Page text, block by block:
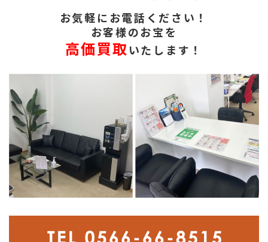
お気軽にお電話ください！
お客様のお宝を
高価買取 いたします！